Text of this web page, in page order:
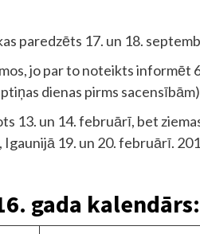
paredzēts 17. un 18.
jo par to noteikts informēt
dienas pirms
13. un 14. februārī, bet
19. un 20. februārī.
gada kalendārs: